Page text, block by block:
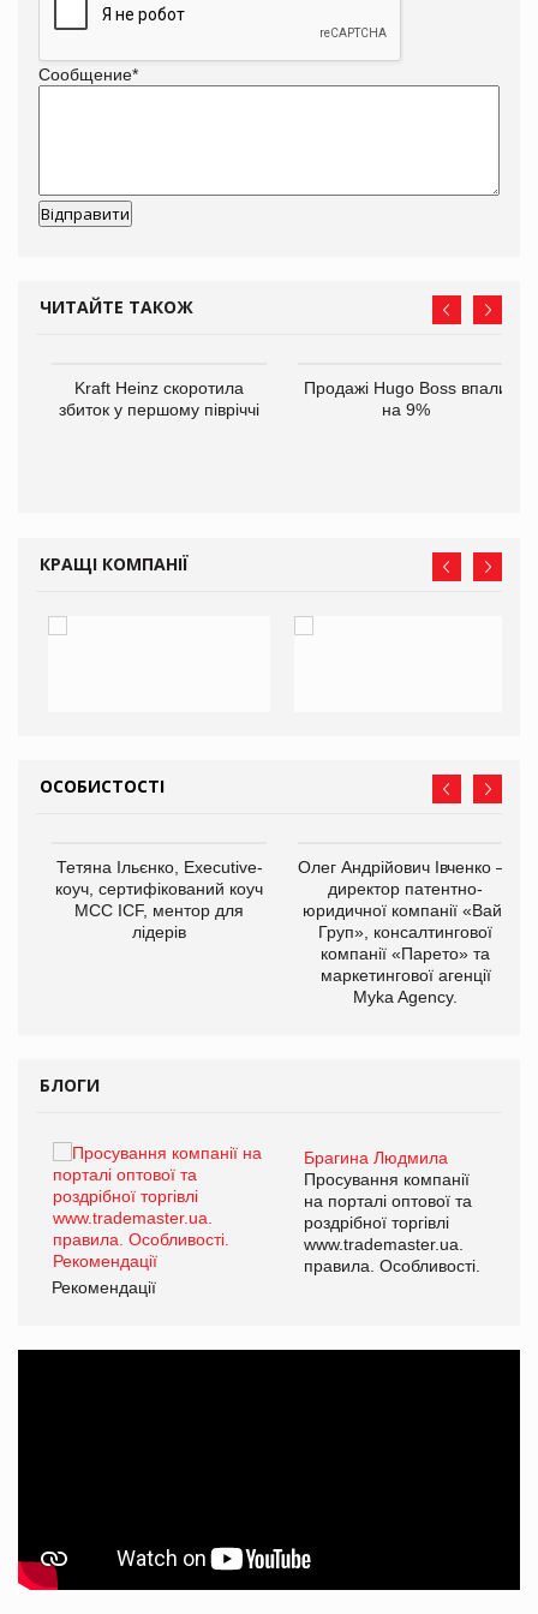
Сообщение*
ЧИТАЙТЕ ТАКОЖ
Kraft Heinz скоротила
збиток у першому півріччі
Продажі Hugo Boss впали
на 9%
КРАЩІ КОМПАНІЇ
ОСОБИСТОСТІ
Тетяна Ільєнко, Executive-
коуч, сертифікований коуч
МСС ICF, ментор для
лідерів
Олег Андрійович Івченко —
директор патентно-
юридичної компанії «Вайз
Груп», консалтингової
компанії «Парето» та
маркетингової агенції
Myka Agency.
БЛОГИ
Брагина Людмила
Просування компанії
на порталі оптової та
роздрібної торгівлі
www.trademaster.ua.
правила. Особливості.
Рекомендації